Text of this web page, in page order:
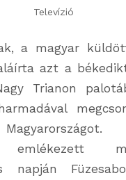
Televízió
a magyar
azt a
Trianon
emlékezett
napján